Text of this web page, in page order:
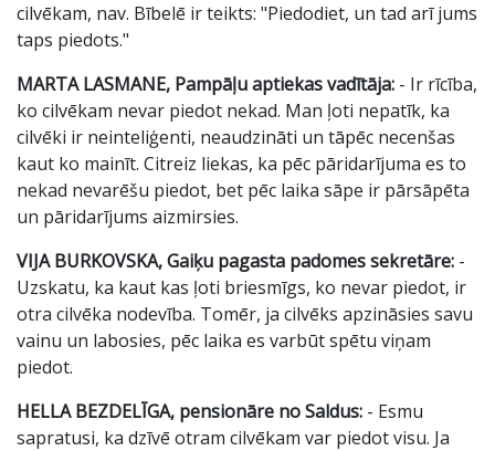
cilvēkam, nav. Bībelē ir teikts: "Piedodiet, un tad arī jums
taps piedots."
MARTA LASMANE, Pampāļu aptiekas vadītāja: - Ir rīcība,
ko cilvēkam nevar piedot nekad. Man ļoti nepatīk, ka
cilvēki ir neinteliģenti, neaudzināti un tāpēc necenšas
kaut ko mainīt. Citreiz liekas, ka pēc pāridarījuma es to
nekad nevarēšu piedot, bet pēc laika sāpe ir pārsāpēta
un pāridarījums aizmirsies.
VIJA BURKOVSKA, Gaiķu pagasta padomes sekretāre: -
Uzskatu, ka kaut kas ļoti briesmīgs, ko nevar piedot, ir
otra cilvēka nodevība. Tomēr, ja cilvēks apzināsies savu
vainu un labosies, pēc laika es varbūt spētu viņam
piedot.
HELLA BEZDELĪGA, pensionāre no Saldus: - Esmu
sapratusi, ka dzīvē otram cilvēkam var piedot visu. Ja